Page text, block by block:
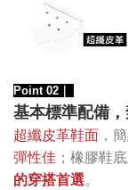
Point 02｜
基本標準配備
超纖皮革鞋面 ，
彈性佳 ；橡膠鞋底
的穿搭首選。